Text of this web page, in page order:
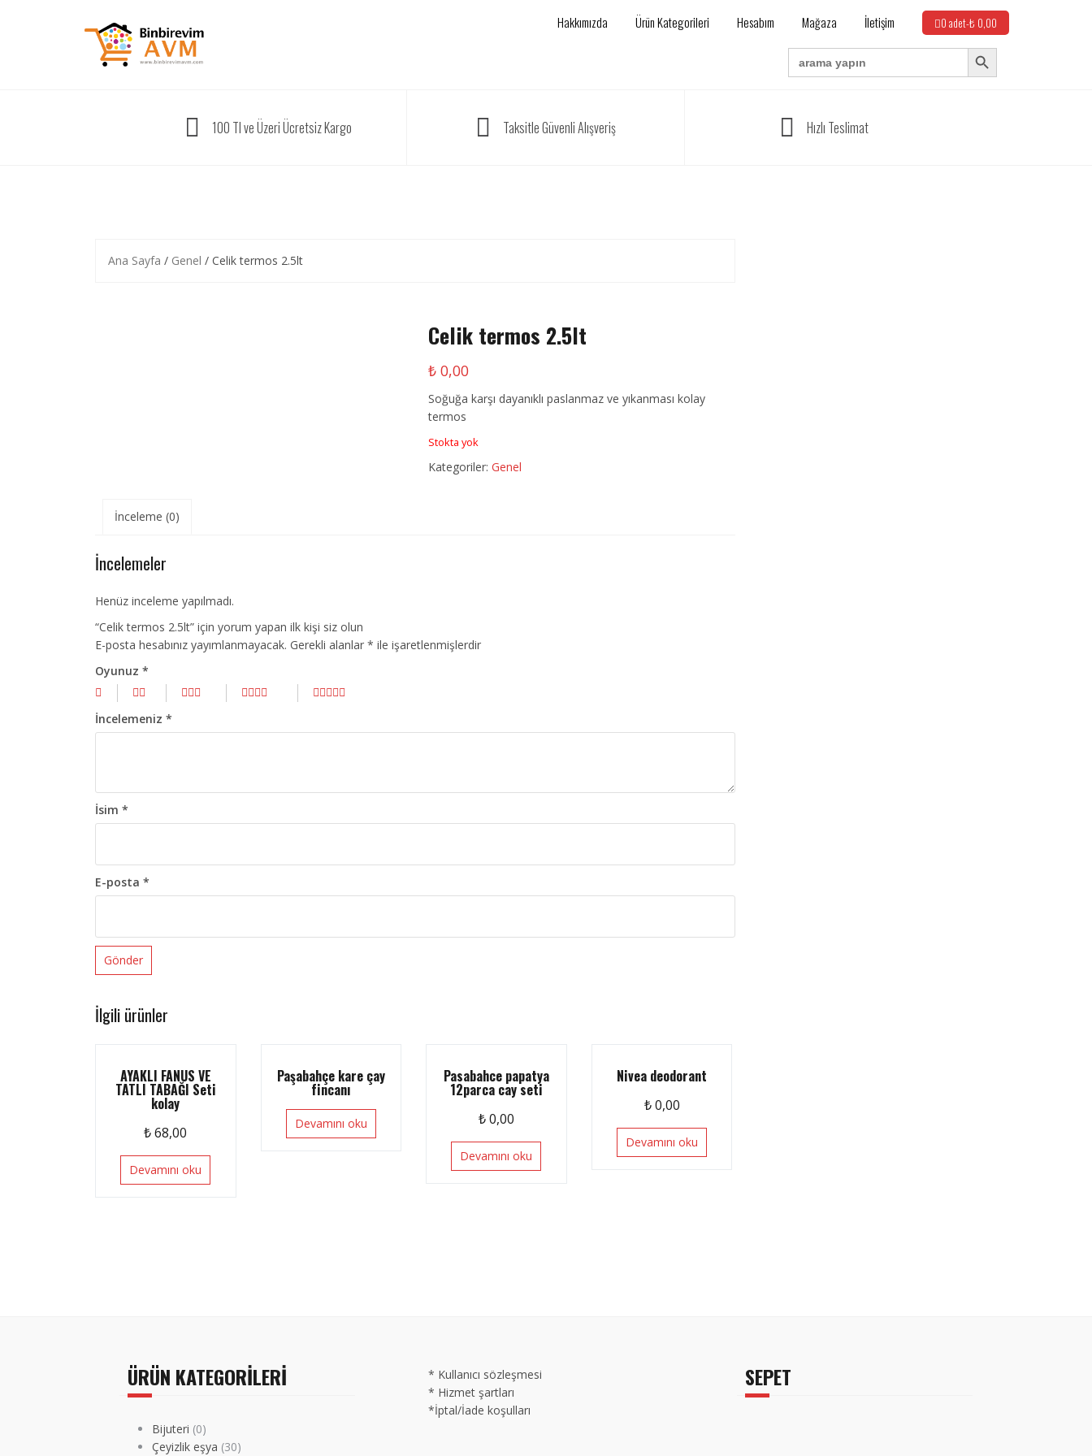
Hakkımızda Ürün Kategorileri Hesabım Mağaza İletişim 0 adet-₺ 0,00
Search
for:
Search Button
100 Tl ve Üzeri Ücretsiz Kargo Taksitle Güvenli Alışveriş Hızlı Teslimat
Ana Sayfa / Genel / Celik termos 2.5lt
Celik termos 2.5lt
₺0,00
Soğuğa karşı dayanıklı paslanmaz ve yıkanması kolay
termos
Stokta yok
Kategoriler: Genel
İnceleme (0)
İncelemeler
Henüz inceleme yapılmadı.
“Celik termos 2.5lt” için yorum yapan ilk kişi siz olun
E-posta hesabınız yayımlanmayacak. Gerekli alanlar * ile işaretlenmişlerdir
Oyunuz *
İncelemeniz *
İsim *
E-posta *
İlgili ürünler
AYAKLI FANUS VE
TATLI TABAĞI Seti
kolay
₺68,00
Devamını oku
Paşabahçe kare çay
fincanı
Devamını oku
Pasabahce papatya
12parca cay seti
₺0,00
Devamını oku
Nivea deodorant
₺0,00
Devamını oku
ÜRÜN KATEGORILERI
Bijuteri (0)
Çeyizlik eşya (30)
* Kullanıcı sözleşmesi
* Hizmet şartları
*İptal/İade koşulları
SEPET